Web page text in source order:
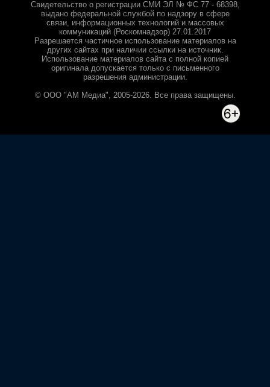
Свидетельство о регистрации СМИ ЭЛ № ФС 77 - 68398,
выдано федеральной службой по надзору в сфере
связи, информационных технологий и массовых
коммуникаций (Роскомнадзор) 27.01.2017
Разрешается частичное использование материалов на
других сайтах при наличии ссылки на источник.
Использование материалов сайта с полной копией
оригинала допускается только с письменного
разрешения администрации.
© ООО "АМ Медиа", 2005-2026. Все права защищены.